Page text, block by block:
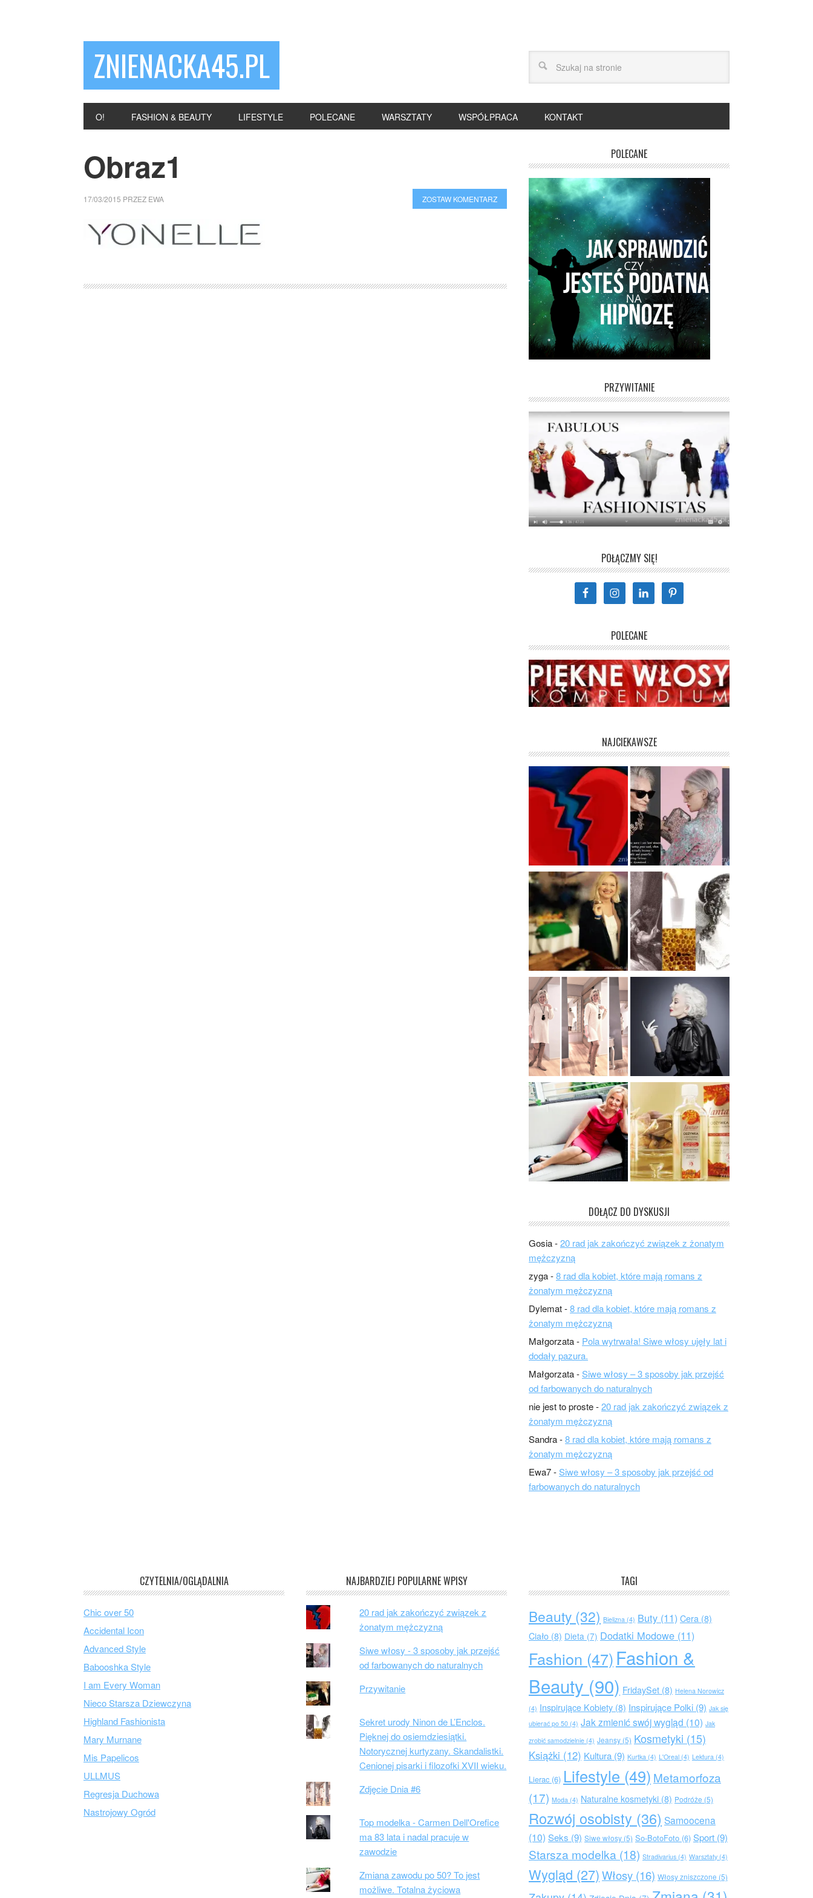
ZNIENACKA45.PL
O! FASHION & BEAUTY LIFESTYLE POLECANE WARSZTATY WSPÓŁPRACA KONTAKT
Obraz1
17/03/2015 PRZEZ EWA ZOSTAW KOMENTARZ
POLECANE
PRZYWITANIE
POŁĄCZMY SIĘ!
POLECANE
NAJCIEKAWSZE
DOŁĄCZ DO DYSKUSJI
Gosia-20 rad jak zakończyć związek z żonatym
mężczyzną
zyga-8 rad dla kobiet, które mają romans z
żonatym mężczyzną
Dylemat-8 rad dla kobiet, które mają romans z
żonatym mężczyzną
Małgorzata- Pola wytrwała! Siwe włosy ujęły lat i
dodały pazura.
Małgorzata-Siwe włosy – 3 sposoby jak przejść
od farbowanych do naturalnych
nie jest to proste-20 rad jak zakończyć związek z
żonatym mężczyzną
Sandra-8 rad dla kobiet, które mają romans z
żonatym mężczyzną
Ewa7-Siwe włosy – 3 sposoby jak przejść od
farbowanych do naturalnych
CZYTELNIA/OGLĄDALNIA
Chic over 50
Accidental Icon
Advanced Style
Babooshka Style
I am Every Woman
Nieco Starsza Dziewczyna
Highland Fashionista
Mary Murnane
Mis Papelicos
ULLMUS
Regresja Duchowa
Nastrojowy Ogród
NAJBARDZIEJ POPULARNE WPISY
20 rad jak zakończyć związek z
żonatym mężczyzną
Siwe włosy - 3 sposoby jak przejść
od farbowanych do naturalnych
Przywitanie
Sekret urody Ninon de L’Enclos.
Pięknej do osiemdziesiątki.
Notorycznej kurtyzany. Skandalistki.
Cenionej pisarki i filozofki XVII wieku.
Zdjęcie Dnia #6
Top modelka - Carmen Dell'Orefice
ma 83 lata i nadal pracuje w
zawodzie
Zmiana zawodu po 50? To jest
możliwe. Totalna życiowa
TAGI
Beauty (32) Bielizna (4) Buty (11) Cera (8)
Ciało (8) Dieta (7) Dodatki Modowe (11)
Fashion (47)Fashion &
Beauty (90) FridaySet (8) Helena Norowicz
(4) Inspirujące Kobiety (8) Inspirujące Polki (9) Jak się
ubierać po 50 (4) Jak zmienić swój wygląd (10) Jak
zrobić samodzielnie (4) Jeansy (5) Kosmetyki (15)
Książki (12) Kultura (9) Kurtka (4) L'Oreal (4) Lektura (4)
Lierac (6) Lifestyle (49) Metamorfoza
(17) Moda (4) Naturalne kosmetyki (8) Podróże (5)
Rozwój osobisty (36) Samoocena
(10) Seks (9) Siwe włosy (5) So-BotoFoto (6) Sport (9)
Starsza modelka (18) Stradivarius (4) Warsztaty (4)
Wygląd (27)Włosy (16) Włosy zniszczone (5)